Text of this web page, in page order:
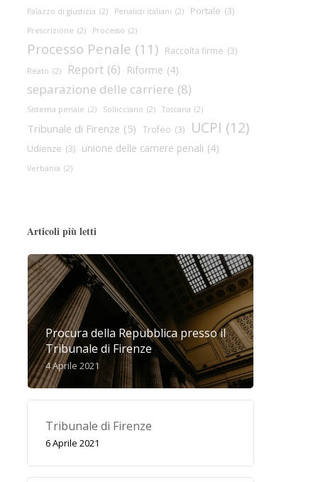
Palazzo di giustizia (2) Penalisti italiani (2) Portale (3)
Prescrizione (2) Processo (2)
Processo Penale (11) Raccolta firme (3)
Reato (2) Report (6) Riforme (4)
separazione delle carriere (8)
Sistema penale (2) Sollicciano (2) Toscana (2)
Tribunale di Firenze (5) Trofeo (3) UCPI (12)
Udienze (3) unione delle camere penali (4)
Verbania (2)
Articoli più letti
Procura della Repubblica presso il
Tribunale di Firenze
4 Aprile 2021
Tribunale di Firenze
6 Aprile 2021